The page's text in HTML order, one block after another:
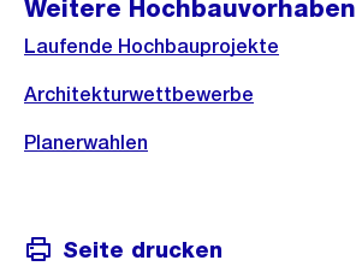
Weitere Hochbauvorhaben
Laufende Hochbauprojekte
Architekturwettbewerbe
Planerwahlen
Seite drucken